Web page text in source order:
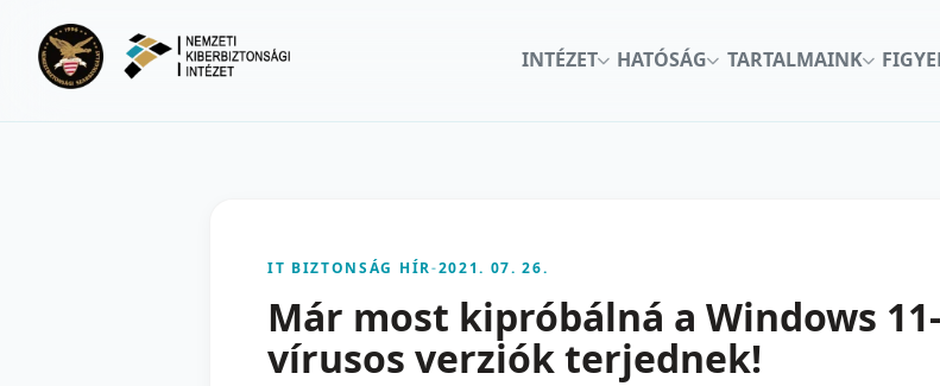
INTÉZET
HATÓSÁG TARTALMAINK
IT BIZTONSÁG HÍR-2021. 07. 26.
Már most kipróbálná a Windows
vírusos verziók terjednek!